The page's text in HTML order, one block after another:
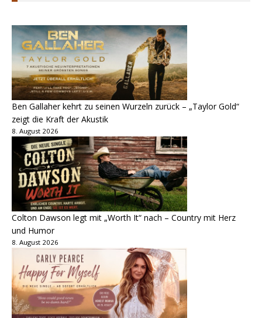
Ben Gallaher kehrt zu seinen Wurzeln zurück – „Taylor Gold“
zeigt die Kraft der Akustik
8. August 2026
Colton Dawson legt mit „Worth It“ nach – Country mit Herz
und Humor
8. August 2026